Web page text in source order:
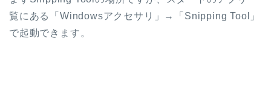
覧にある「Windowsアクセサリ」→「Snipping Tool」
で起動できます。